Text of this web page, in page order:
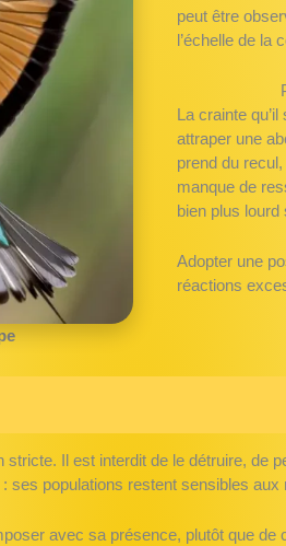
peut être
l’échelle de la
La crainte
attraper une
prend du
manque de
bien plus
Adopter une
réactions
stricte. Il est interdit de le détruire, de
ses populations restent sensibles
avec sa présence, plutôt que de